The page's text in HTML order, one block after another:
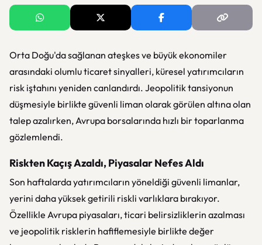
Orta Doğu'da sağlanan ateşkes ve büyük ekonomiler
arasındaki olumlu ticaret sinyalleri, küresel yatırımcıların
risk iştahını yeniden canlandırdı. Jeopolitik tansiyonun
düşmesiyle birlikte güvenli liman olarak görülen altına olan
talep azalırken, Avrupa borsalarında hızlı bir toparlanma
gözlemlendi.
Riskten Kaçış Azaldı, Piyasalar Nefes Aldı
Son haftalarda yatırımcıların yöneldiği güvenli limanlar,
yerini daha yüksek getirili riskli varlıklara bırakıyor.
Özellikle Avrupa piyasaları, ticari belirsizliklerin azalması
ve jeopolitik risklerin hafiflemesiyle birlikte değer